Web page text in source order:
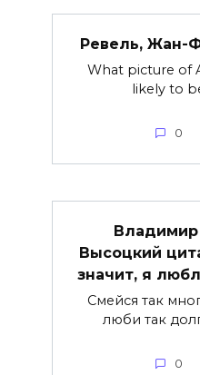
Ревель, Жан-
What picture of
likely to
0
Высоцкий
значит, я
Смейся так
люби так
0